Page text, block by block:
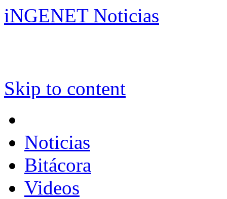
iNGENET Noticias
Skip to content
Noticias
Bitácora
Videos